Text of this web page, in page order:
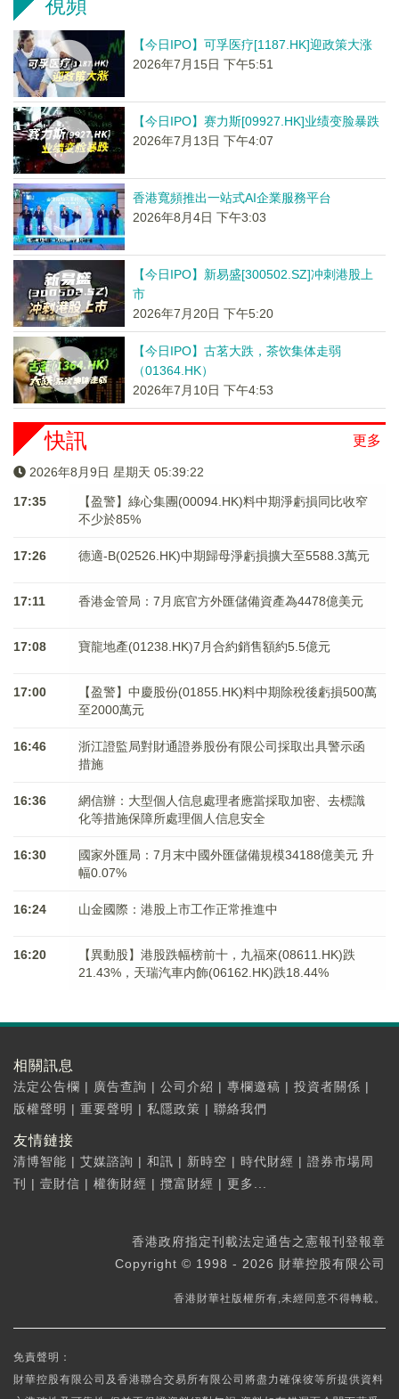
視頻
【今日IPO】可孚医疗[1187.HK]迎政策大涨
2026年7月15日 下午5:51
【今日IPO】赛力斯[09927.HK]业绩变脸暴跌
2026年7月13日 下午4:07
香港寬頻推出一站式AI企業服務平台
2026年8月4日 下午3:03
【今日IPO】新易盛[300502.SZ]冲刺港股上
市
2026年7月20日 下午5:20
【今日IPO】古茗大跌，茶饮集体走弱
（01364.HK）
2026年7月10日 下午4:53
更多
快訊
2026年8月9日 星期天 05:39:23
17:35
【盈警】綠心集團(00094.HK)料中期淨虧損同比收窄
不少於85%
17:26 德適-B(02526.HK)中期歸母淨虧損擴大至5588.3萬元
17:11 香港金管局：7月底官方外匯儲備資產為4478億美元
17:08 寶龍地產(01238.HK)7月合約銷售額約5.5億元
17:00
【盈警】中慶股份(01855.HK)料中期除稅後虧損500萬
至2000萬元
16:46
浙江證監局對財通證券股份有限公司採取出具警示函
措施
16:36
網信辦：大型個人信息處理者應當採取加密、去標識
化等措施保障所處理個人信息安全
16:30
國家外匯局：7月末中國外匯儲備規模34188億美元 升
幅0.07%
16:24 山金國際：港股上市工作正常推進中
16:20
【異動股】港股跌幅榜前十，九福來(08611.HK)跌
21.43%，天瑞汽車内飾(06162.HK)跌18.44%
相關訊息
法定公告欄 | 廣告查詢 | 公司介紹 | 專欄邀稿 | 投資者關係 |
版權聲明 | 重要聲明 | 私隱政策 | 聯絡我們
友情鏈接
清博智能 | 艾媒諮詢 | 和訊 | 新時空 | 時代財經 | 證券市場周
刊
| 壹財信 | 權衡財經 | 攬富財經 | 更多...
香港政府指定刊載法定通告之憲報刊登報章
Copyright © 1998 - 2026 財華控股有限公司
香港財華社版權所有,未經同意不得轉載。
免責聲明：
財華控股有限公司及香港聯合交易所有限公司將盡力確保彼等所提供資料